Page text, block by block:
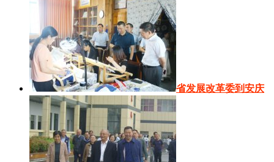
省发展改革委到安庆